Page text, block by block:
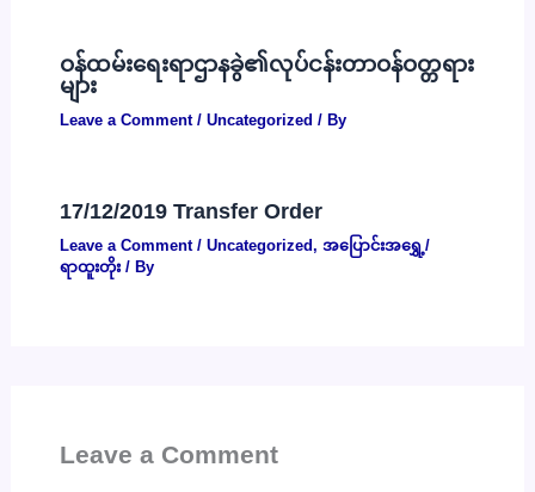
ဝန်ထမ်းရေးရာဌာနခွဲ၏လုပ်ငန်းတာဝန်ဝတ္တရား
များ
Leave a Comment / Uncategorized / By
17/12/2019 Transfer Order
Leave a Comment / Uncategorized, အပြောင်းအရွှေ့/
ရာထူးတိုး/ By
Leave a Comment